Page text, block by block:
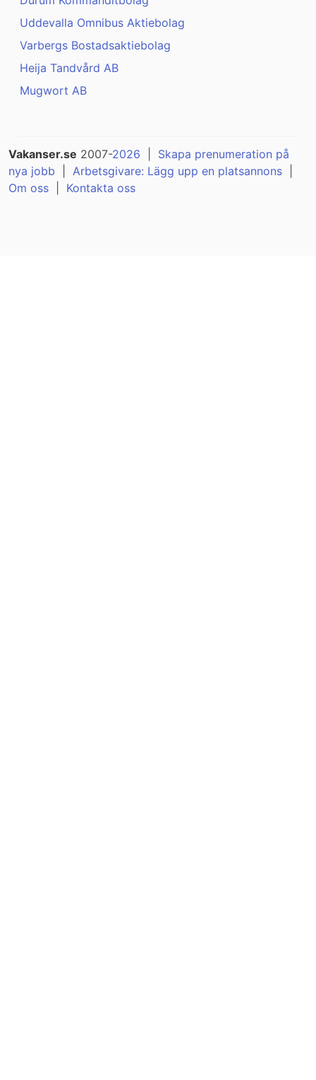
Uddevalla Omnibus Aktiebolag
Varbergs Bostadsaktiebolag
Heija Tandvård AB
Mugwort AB
Vakanser.se 2007-2026
Skapa prenumeration på
nya jobb
Arbetsgivare: Lägg upp en platsannons
Om oss
Kontakta oss